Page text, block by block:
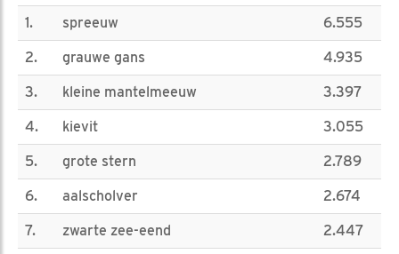
1. spreeuw 6.555
2. grauwe gans 4.935
3. kleine mantelmeeuw 3.397
4. kievit 3.055
5. grote stern 2.789
6. aalscholver 2.674
7. zwarte zee-eend 2.447